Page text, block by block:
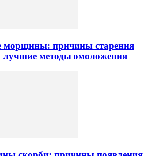
морщины: причины старения
лучшие методы омоложения